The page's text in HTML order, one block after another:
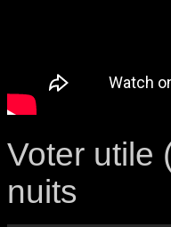
Voter utile
nuits